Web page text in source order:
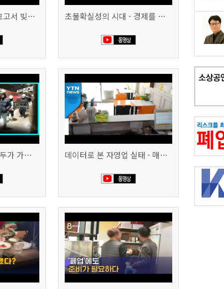
시사기획창, 자영업보고서 빚의 굴레 507회 (KBS 25.6.10) 초불확실성의 시대 - 경제를 구하라 494회 (KBS 25.2.11)
침체의 서막 1부 - 모두가 가난해진다 | 시사직격 신년특집 데이터로 본 자영업 실태 - 매출 '뚝', 장수 업소도 '휘청'